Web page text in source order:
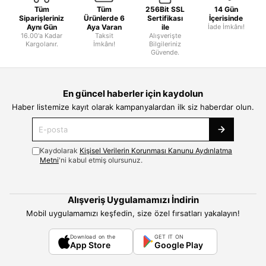
Tüm
Siparişleriniz
Aynı Gün
16.00'a Kadar
Kargolanır.
Tüm
Ürünlerde 6
Aya Varan
Taksit
İmkânı!
256Bit SSL
Sertifikası
ile
Alışverişte
Bilgileriniz
Güvende.
14 Gün
İçerisinde
İade İmkânı!
En güncel haberler için kaydolun
Haber listemize kayıt olarak kampanyalardan ilk siz haberdar olun.
Kaydolarak Kişisel Verilerin Korunması Kanunu Aydınlatma
Metni'ni kabul etmiş olursunuz.
Alışveriş Uygulamamızı İndirin
Mobil uygulamamızı keşfedin, size özel fırsatları yakalayın!
Download on the
App Store
GET IT ON
Google Play